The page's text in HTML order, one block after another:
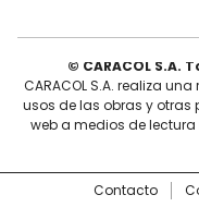
© CARACOL S.A.
CARACOL S.A. realiza
usos de las obras y otras
web a medios de
Contacto